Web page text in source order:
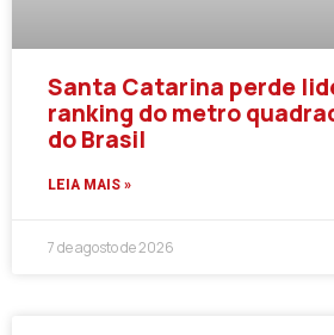
Santa Catarina perde
ranking do metro
do Brasil
LEIA MAIS »
7 de agosto de 2026